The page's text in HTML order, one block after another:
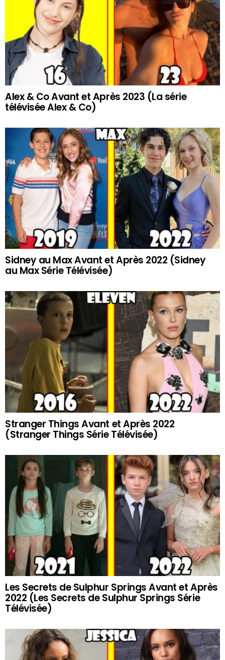
Alex & Co Avant et Après 2023 (La série
télévisée Alex & Co)
Sidney au Max Avant et Après 2022 (Sidney
au Max Série Télévisée)
Stranger Things Avant et Après 2022
(Stranger Things Série Télévisée)
Les Secrets de Sulphur Springs Avant et Après
2022 (Les Secrets de Sulphur Springs Série
Télévisée)